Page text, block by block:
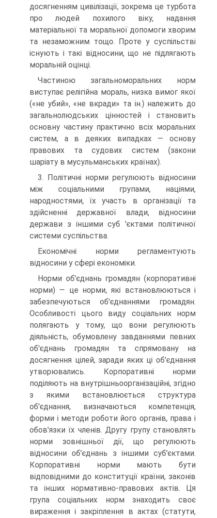
досягненням цивілізації, зокрема це турбота
про людей похилого віку, надання
матеріальної та моральної допомоги хворим
та незаможним тощо. Проте у суспільстві
існують і такі відносини, що не підлягають
моральній оцінці.
Частиною загальноморальних норм
виступає релігійна мораль, низка вимог якої
(«не убий», «не вкради» та ін.) належить до
загальнолюдських цінностей і становить
основну частину практично всіх моральних
систем, а в деяких випадках — основу
правових та судових систем (закони
шаріату в мусульманських країнах).
3. Політичні норми регулюють відносини
між соціальними групами, націями,
народностями, їх участь в організації та
здійсненні державної влади, відносини
держави з іншими суб 'єктами політичної
системи суспільства.
Економічні норми регламентують
відносини у сфері економіки.
Норми об'єднань громадян (корпоративні
норми) — це норми, які встановлюються і
забезпечуються об'єднаннями громадян.
Особливості цього виду соціальних норм
полягають у тому, що вони регулюють
діяльність, обумовлену завданнями певних
об'єднань громадян та спрямовану на
досягнення цілей, заради яких ці об'єднання
утворювались. Корпоративні норми
поділяють на внутрішньоорганізаційні, згідно
з якими встановлюється структура
об'єднання, визначаються компетенція,
форми і методи роботи його органів, права і
обов'язки їх членів. Другу групу становлять
норми зовнішньої дії, що регулюють
відносини об'єднань з іншими суб'єктами.
Корпоративні норми мають бути
відповідними до конституції країни, законів
та інших нормативно-правових актів. Ця
група соціальних норм знаходить своє
вираження і закріплення в актах (статути,